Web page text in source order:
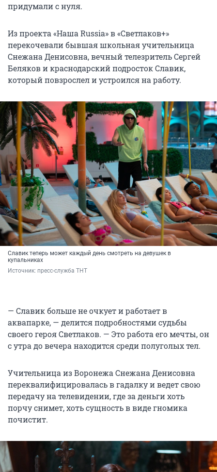
придумали с нуля.
Из проекта «Наша Russia» в «Светлаков+»
перекочевали бывшая школьная учительница
Снежана Денисовна, вечный телезритель Сергей
Беляков и краснодарский подросток Славик,
который повзрослел и устроился на работу.
Славик теперь может каждый день смотреть на девушек в
купальниках
Источник: пресс-служба ТНТ
— Славик больше не очкует и работает в
аквапарке, — делится подробностями судьбы
своего героя Светлаков. — Это работа его мечты, он
с утра до вечера находится среди полуголых тел.
Учительница из Воронежа Снежана Денисовна
переквалифицировалась в гадалку и ведет свою
передачу на телевидении, где за деньги хоть
порчу снимет, хоть сущность в виде гномика
почистит.